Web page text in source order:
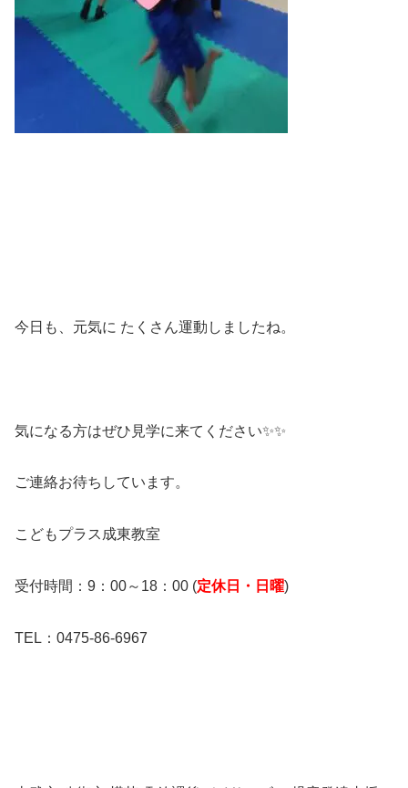
今日も、元気に たくさん運動しましたね。
気になる方はぜひ見学に来てください✨✨
ご連絡お待ちしています。
こどもプラス成東教室
受付時間：9：00～18：00 (定休日・日曜)
TEL：0475-86-6967